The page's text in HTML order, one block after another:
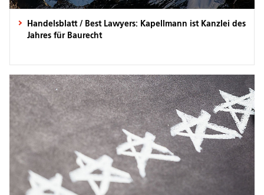
Handelsblatt / Best Lawyers: Kapellmann ist Kanzlei des
Jahres für Baurecht